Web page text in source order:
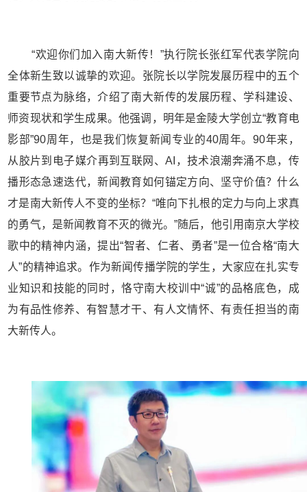
“欢迎你们加入南大新传！”执行院长张红军代表学院向
全体新生致以诚挚的欢迎。张院长以学院发展历程中的五个
重要节点为脉络，介绍了南大新传的发展历程、学科建设、
师资现状和学生成果。他强调，明年是金陵大学创立“教育电
影部”90周年，也是我们恢复新闻专业的40周年。 90年来，
从胶片到电子媒介再到互联网、AI ，技术浪潮奔涌不息，传
播形态急速迭代，新闻教育如何锚定方向、坚守价值？什么
才是南大新传人不变的坐标？“唯向下扎根的定力与向上求真
的勇气，是新闻教育不灭的微光。”随后，他引用南京大学校
歌中的精神内涵，提出“智者、仁者、勇者”是一位合格“南大
人”的精神追求。作为新闻传播学院的学生，大家应在扎实专
业知识和技能的同时，恪守南大校训中“诚”的品格底色，成
为有品性修养、有智慧才干、有人文情怀、有责任担当的南
大新传人。